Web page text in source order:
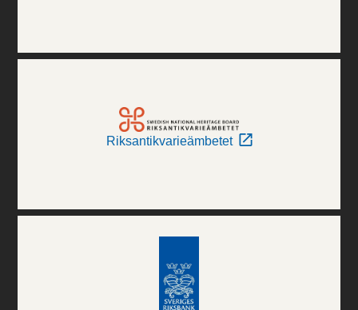
Riksantikvarieämbetet